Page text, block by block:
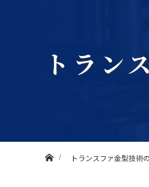
トラン
トランスファ金型技術